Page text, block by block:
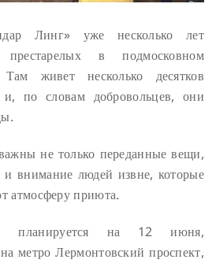
Линг» уже несколько лет
в подмосковном
живет несколько десятков
по словам добровольцев, они
не только переданные вещи,
внимание людей извне, которые
атмосферу приюта.
планируется на 12 июня,
метро Лермонтовский проспект,